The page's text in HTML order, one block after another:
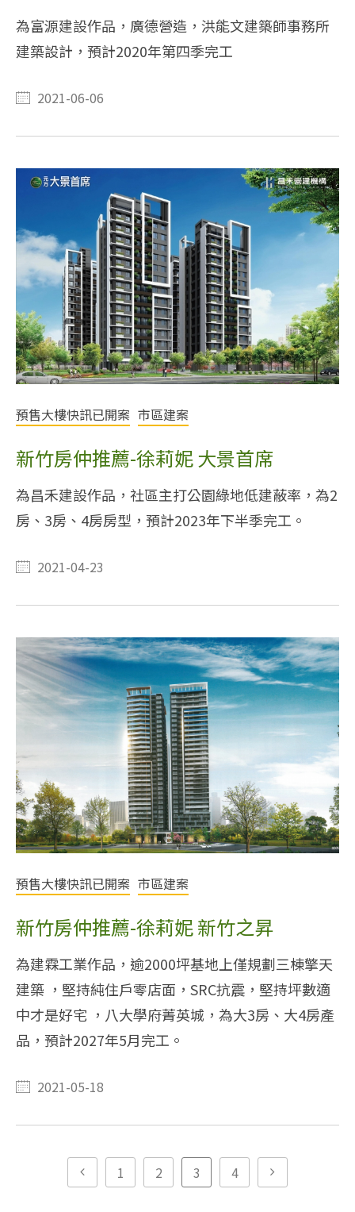
為富源建設作品，廣德營造，洪能文建築師事務所
建築設計，預計2020年第四季完工
2021-06-06
預售大樓快訊已開案 市區建案
新竹房仲推薦-徐莉妮 大景首席
為昌禾建設作品，社區主打公園綠地低建蔽率，為2
房、3房、4房房型，預計2023年下半季完工。
2021-04-23
預售大樓快訊已開案 市區建案
新竹房仲推薦-徐莉妮 新竹之昇
為建霖工業作品，逾2000坪基地上僅規劃三棟擎天
建築 ，堅持純住戶零店面，SRC抗震，堅持坪數適
中才是好宅 ，八大學府菁英城，為大3房、大4房產
品，預計2027年5月完工。
2021-05-18
1 2 3 4